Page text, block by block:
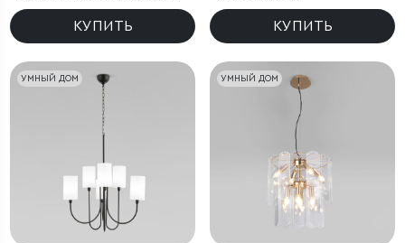
плафонами
КУПИТЬ КУПИТЬ
УМНЫЙ ДОМ УМНЫЙ ДОМ